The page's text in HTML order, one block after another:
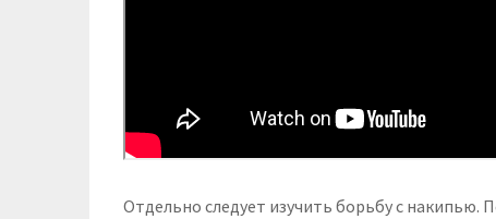
Отдельно следует изучить борьбу с